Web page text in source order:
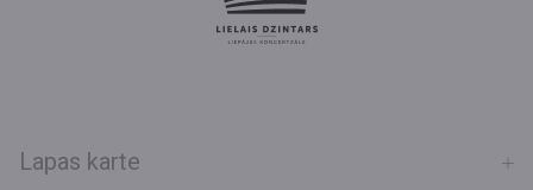
Lapas karte